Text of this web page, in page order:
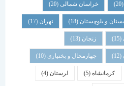
خراسان شمالی(20)
(18) تهران
زنجان
چهارمحال و بختیاری (10)
(5) لرستان (4)